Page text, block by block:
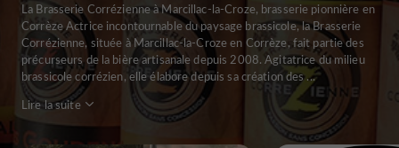
La Brasserie Corrézienne à Marcillac-la-Croze, brasserie pionnière en
Corrèze Actrice incontournable du paysage brassicole, la Brasserie
Corrézienne, située à Marcillac-la-Croze en Corrèze, fait partie des
précurseurs de la bière artisanale depuis 2008. Agitatrice du milieu
brassicole corrézien, elle élabore depuis sa création des ...
Lire la suite